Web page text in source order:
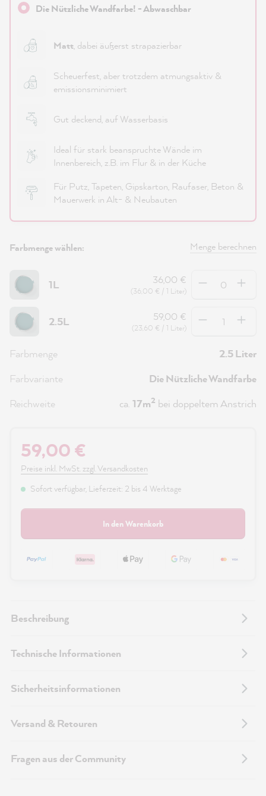
Die Nützliche Wandfarbe! - Abwaschbar
Matt, dabei äußerst strapazierbar
Scheuerfest, aber trotzdem atmungsaktiv &
emissionsminimiert
Gut deckend, auf Wasserbasis
Ideal für stark beanspruchte Wände im
Innenbereich, z.B. im Flur & in der Küche
Für Putz, Tapeten, Gipskarton, Raufaser, Beton &
Mauerwerk in Alt- & Neubauten
Farbmenge wählen: Menge berechnen
1L 36,00 €
(36,00 € / 1 Liter)
2.5L 59,00 €
(23,60 € / 1 Liter)
Farbmenge
2.5 Liter
Farbvariante
Die Nützliche Wandfarbe
Reichweite
ca. 17m2 bei doppeltem Anstrich
59,00 €
Preise inkl. MwSt. zzgl. Versandkosten
Sofort verfügbar, Lieferzeit: 2 bis 4 Werktage
In den Warenkorb
Beschreibung
Technische Informationen
Sicherheitsinformationen
Versand & Retouren
Fragen aus der Community